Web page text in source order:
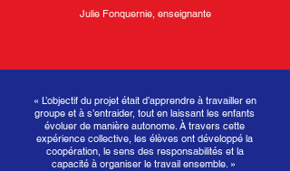
Julie Fonquernie, enseignante
« L’objectif du projet était d’apprendre à travailler en
groupe et à s’entraider, tout en laissant les enfants
évoluer de manière autonome. À travers cette
expérience collective, les élèves ont développé la
coopération, le sens des responsabilités et la
capacité à organiser le travail ensemble. »